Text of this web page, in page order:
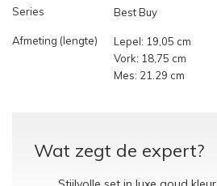
Series Best Buy
Afmeting (lengte)
Lepel: 19,05 cm
Vork: 18,75 cm
Mes: 21.29 cm
Wat zegt de expert?